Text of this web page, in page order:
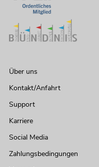
Über uns
Kontakt/Anfahrt
Support
Karriere
Social Media
Zahlungsbedingungen